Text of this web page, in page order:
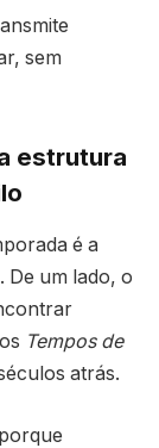
sem
estrutura
é a
De um lado, o
Tempos de
atrás.